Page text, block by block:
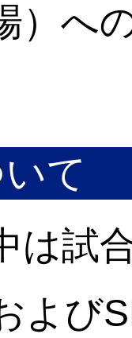
）へ
て
は試
よび